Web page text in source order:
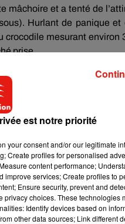
mâchoire et a tenté de
Hurlant de panique et
crocodile mesurant environ
prise.
souffert de plusieurs
urgence. La
n’a pas souhaité porter
en effet à participer aux
est notre priorité
your consent and/or our legitimate
Create profiles for personalised
content performance;
services; Create profiles to
Ensure security, prevent and
choices. These technologies
Identify devices based on
other data sources; Link different